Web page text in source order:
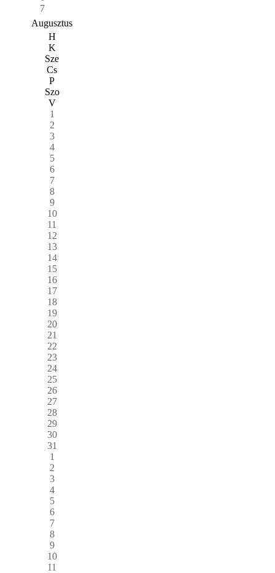
7
Augusztus
H
K
Sze
Cs
P
Szo
V
1
2
3
4
5
6
7
8
9
10
11
12
13
14
15
16
17
18
19
20
21
22
23
24
25
26
27
28
29
30
31
1
2
3
4
5
6
7
8
9
10
11